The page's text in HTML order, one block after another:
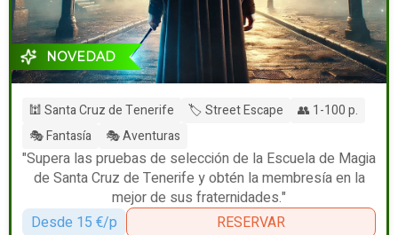
NOVEDAD
🕍 Santa Cruz de Tenerife 🏷️ Street Escape
👥 1-100 p.
🎭 Fantasía
🎭 Aventuras
"Supera las pruebas de selección de la Escuela de Magia
de Santa Cruz de Tenerife y obtén la membresía en la
mejor de sus fraternidades."
Desde 15 €/p
RESERVAR